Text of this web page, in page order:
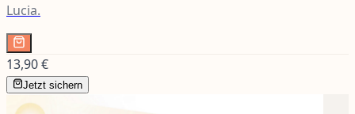
Lucia.
13,90 €
Jetzt sichern